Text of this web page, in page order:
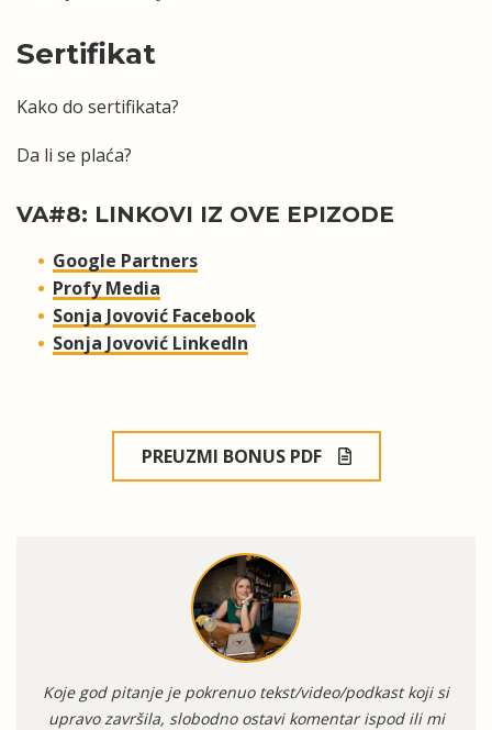
Sertifikat
Kako do sertifikata?
Da li se plaća?
VA#8: LINKOVI IZ OVE EPIZODE
Google Partners
Profy Media
Sonja Jovović Facebook
Sonja Jovović LinkedIn
PREUZMI BONUS PDF
Koje god pitanje je pokrenuo tekst/video/podkast koji si
upravo završila, slobodno ostavi komentar ispod ili mi